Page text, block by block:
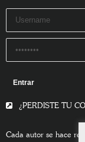
¿PERDISTE TU
Cada autor se hace